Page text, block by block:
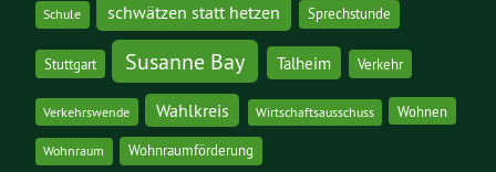
Schule schwätzen statt hetzen Sprechstunde
Stuttgart Susanne Bay Talheim Verkehr
Verkehrswende Wahlkreis Wirtschaftsausschuss Wohnen
Wohnraum Wohnraumförderung